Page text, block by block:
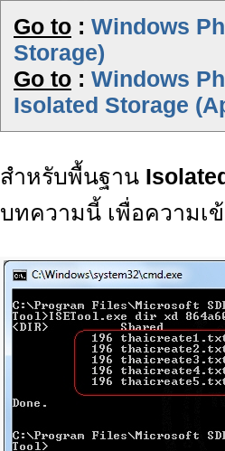
Go to : Windows
Storage)
Go to : Windows
Isolated Storage
สำหรับพื้นฐาน
บทความนี้ เพื่อความเ